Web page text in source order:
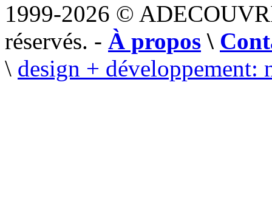
1999-2026 ©
réservés. - À propos \
\ design + développement: